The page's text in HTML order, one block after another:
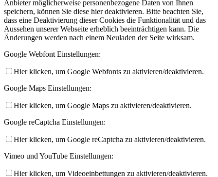
Anbieter möglicherweise personenbezogene Daten von Ihnen
speichern, können Sie diese hier deaktivieren. Bitte beachten Sie,
dass eine Deaktivierung dieser Cookies die Funktionalität und das
Aussehen unserer Webseite erheblich beeinträchtigen kann. Die
Änderungen werden nach einem Neuladen der Seite wirksam.
Google Webfont Einstellungen:
Hier klicken, um Google Webfonts zu aktivieren/deaktivieren.
Google Maps Einstellungen:
Hier klicken, um Google Maps zu aktivieren/deaktivieren.
Google reCaptcha Einstellungen:
Hier klicken, um Google reCaptcha zu aktivieren/deaktivieren.
Vimeo und YouTube Einstellungen:
Hier klicken, um Videoeinbettungen zu aktivieren/deaktivieren.